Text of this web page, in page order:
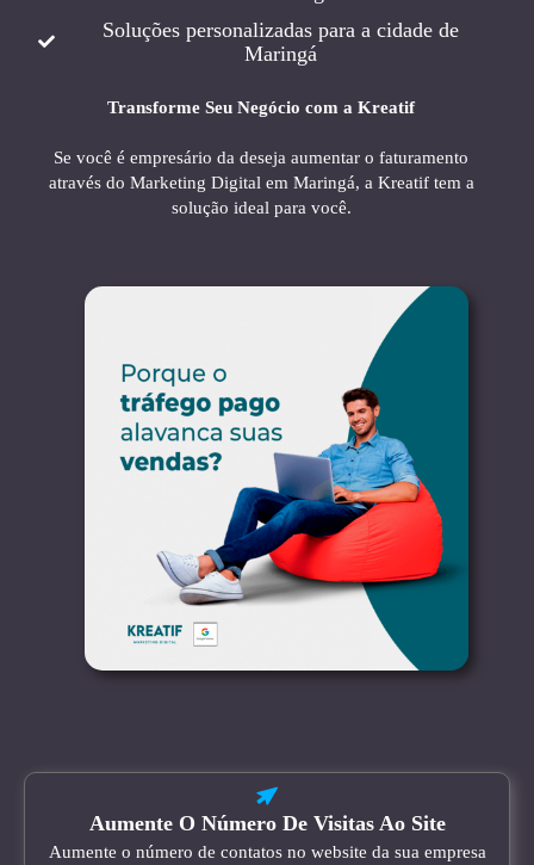
Soluções personalizadas para a cidade de
Maringá
Transforme Seu Negócio com a Kreatif
Se você é empresário da deseja aumentar o faturamento
através do Marketing Digital em Maringá, a Kreatif tem a
solução ideal para você.
Aumente O Número De Visitas Ao Site
Aumente o número de contatos no website da sua empresa